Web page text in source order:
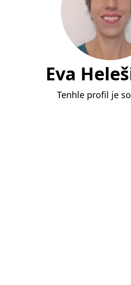
Eva
Tenhle profil je